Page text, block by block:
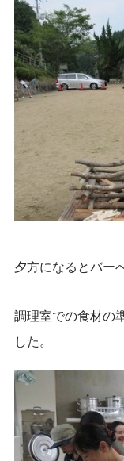
夕方になるとバー
調理室での食材の
した。